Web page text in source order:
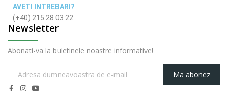
AVETI INTREBARI?
(+40) 215 28 03 22
Newsletter
Abonati-va la buletinele noastre informative!
Ma abonez